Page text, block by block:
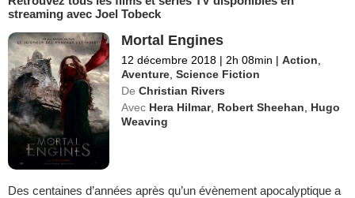
streaming avec Joel Tobeck
Mortal Engines
12 décembre 2018 | 2h 08min | Action
Aventure ,Science Fiction
De Christian Rivers
Avec Hera Hilmar, Robert Sheehan
Hugo
Weaving
Des centaines d’années après qu’un évènement apocalyptique a